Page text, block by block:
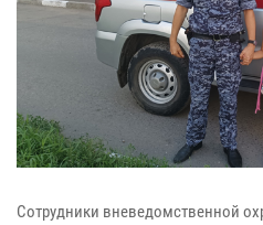
Сотрудники вневедомственной